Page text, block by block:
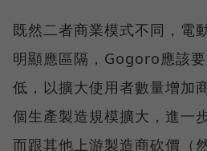
既然二者商業模式不同，電
明顯應區隔，Gogoro應該
低，以擴大使用者數量增加
個生產製造規模擴大，進一
而跟其他上游製造商砍價（